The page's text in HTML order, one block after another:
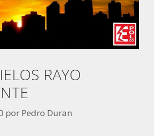
RAYO
por Pedro Duran